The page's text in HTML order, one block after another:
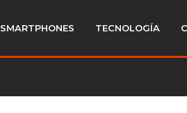
SMARTPHONES TECNOLOGÍA